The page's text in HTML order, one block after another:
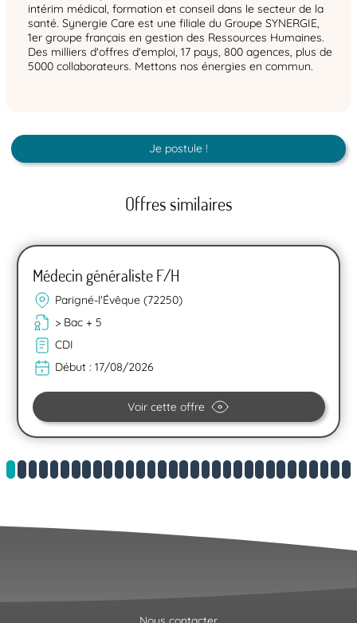
intérim médical, formation et conseil dans le secteur de la
santé. Synergie Care est une filiale du Groupe SYNERGIE,
1er groupe français en gestion des Ressources Humaines.
Des milliers d'offres d'emploi, 17 pays, 800 agences, plus de
5000 collaborateurs. Mettons nos énergies en commun.
Je postule !
Offres similaires
Médecin généraliste F/H
Parigné-l'Évêque (72250)
> Bac + 5
CDI
Début : 17/08/2026
Voir cette offre